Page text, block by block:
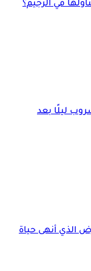
في الرجيم؟
ليلًا بعد
الذي أنهى حياة